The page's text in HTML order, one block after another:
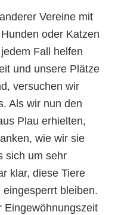
Vereine mit
oder Katzen
Fall helfen
und unsere Plätze
versuchen wir
Als wir nun den
Plau erhielten,
wie wir sie
sich um sehr
klar, diese Tiere
bleiben.
Eingewöhnungszeit